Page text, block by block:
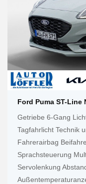
Ford Puma ST-Line
Getriebe 6-Gang
Tagfahrlicht Technik
Fahrerairbag
Sprachsteuerung
Servolenkung